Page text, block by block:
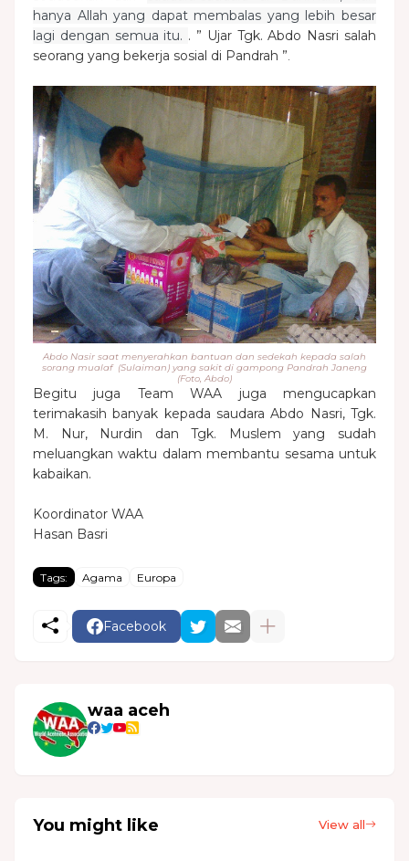
hanya Allah yang dapat membalas yang lebih besar
lagi dengan semua itu. . ” Ujar Tgk. Abdo Nasri salah
seorang yang bekerja sosial di Pandrah ”.
Abdo Nasir saat menyerahkan bantuan dan sedekah kepada salah
sorang mualaf (Sulaiman) yang sakit di gampong Pandrah Janeng
(Foto, Abdo)
Begitu juga Team WAA juga mengucapkan
terimakasih banyak kepada saudara Abdo Nasri, Tgk.
M. Nur, Nurdin dan Tgk. Muslem yang sudah
meluangkan waktu dalam membantu sesama untuk
kabaikan.
Koordinator WAA
Hasan Basri
Tags: Agama Europa
Facebook
waa aceh
You might like View all